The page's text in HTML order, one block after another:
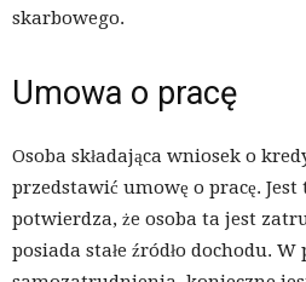
skarbowego.
Umowa o pracę
Osoba składająca wniosek o
przedstawić umowę o pracę.
potwierdza, że osoba ta jest
posiada stałe źródło dochodu.